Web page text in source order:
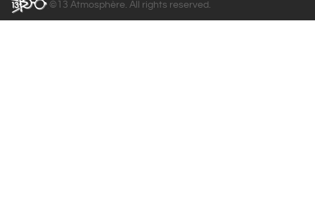
©13 Atmosphère. All rights reserved.